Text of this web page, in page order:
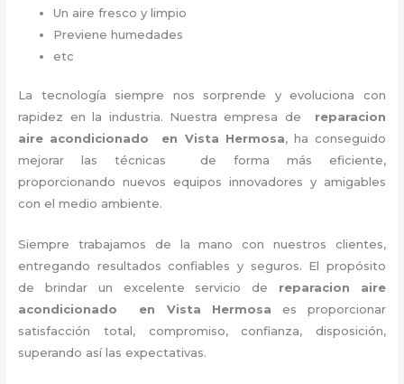
Un aire fresco y limpio
Previene humedades
etc
La tecnología siempre nos sorprende y evoluciona con
rapidez en la industria. Nuestra empresa de reparacion
aire acondicionado en Vista Hermosa, ha conseguido
mejorar las técnicas de forma más eficiente,
proporcionando nuevos equipos innovadores y amigables
con el medio ambiente.
Siempre trabajamos de la mano con nuestros clientes,
entregando resultados confiables y seguros. El propósito
de brindar un excelente servicio de reparacion aire
acondicionado en Vista Hermosa
es proporcionar
satisfacción total, compromiso, confianza, disposición,
superando así las expectativas.